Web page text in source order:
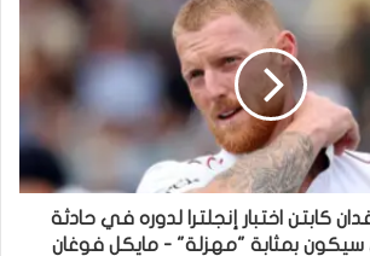
كابتن اختبار إنجلترا لدوره في حادثة
سيكون بمثابة "مهزلة" - مايكل فوغان